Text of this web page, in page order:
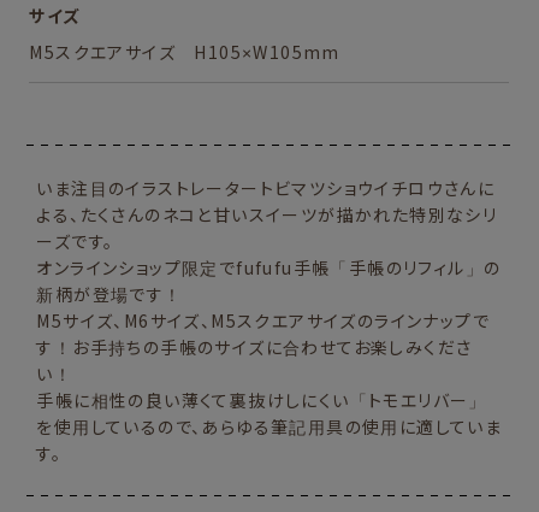
サイズ
M5スクエアサイズ H105×W105mm
いま注目のイラストレータートビマツショウイチロウさんに
よる、たくさんのネコと甘いスイーツが描かれた特別なシリ
ーズです。
オンラインショップ限定でfufufu手帳「手帳のリフィル」の
新柄が登場です！
M5サイズ、M6サイズ、M5スクエアサイズのラインナップで
す！お手持ちの手帳のサイズに合わせてお楽しみくださ
い！
手帳に相性の良い薄くて裏抜けしにくい「トモエリバー」
を使用しているので、あらゆる筆記用具の使用に適していま
す。